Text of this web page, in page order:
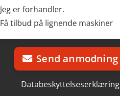
Jeg er forhandler.
Få tilbud på lignende maskiner
Send anmodning
Databeskyttelseserklæring